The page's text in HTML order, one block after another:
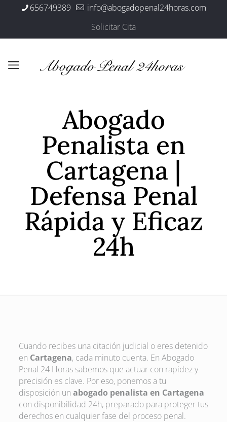
656749389
info@abogadopenal24horas.com
Solicitar Cita
Abogado
Penalista en
Cartagena |
Defensa Penal
Rápida y Eficaz
24h
Cuando recibes una citación judicial o eres detenido
en Cartagena, cada minuto cuenta. En Abogado
Penal 24 Horas sabemos que actuar con rapidez y
precisión es clave. Por eso, ponemos a tu
disposición un abogado penalista en Cartagena
con disponibilidad 24h, preparado para proteger tus
derechos en cualquier fase del proceso penal.